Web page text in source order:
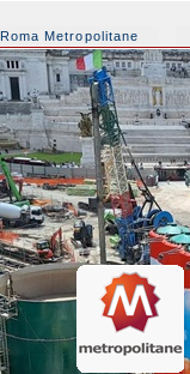
Roma Metropolitane